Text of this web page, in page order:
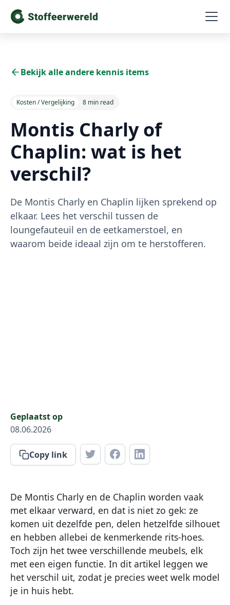
Bekijk alle andere kennis items
Kosten / Vergelijking 8 min read
Montis Charly of
Chaplin: wat is het
verschil?
De Montis Charly en Chaplin lijken sprekend op
elkaar. Lees het verschil tussen de
loungefauteuil en de eetkamerstoel, en
waarom beide ideaal zijn om te herstofferen.
Geplaatst op
08.06.2026
Copy link
De Montis Charly en de Chaplin worden vaak
met elkaar verward, en dat is niet zo gek: ze
komen uit dezelfde pen, delen hetzelfde silhouet
en hebben allebei de kenmerkende rits-hoes.
Toch zijn het twee verschillende meubels, elk
met een eigen functie. In dit artikel leggen we
het verschil uit, zodat je precies weet welk model
je in huis hebt.